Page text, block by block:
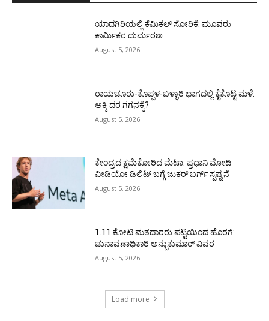
ಯಾದಗಿರಿಯಲ್ಲಿ ಕೆಮಿಕಲ್ ಸೋರಿಕೆ: ಮೂವರು
ಕಾರ್ಮಿಕರ ದುರ್ಮರಣ
August 5, 2026
ರಾಯಚೂರು-ಕೊಪ್ಪಳ-ಬಳ್ಳಾರಿ ಭಾಗದಲ್ಲಿ ಕೈಕೊಟ್ಟ ಮಳೆ:
ಅಕ್ಕಿ ದರ ಗಗನಕ್ಕೆ?
August 5, 2026
ಕೇಂದ್ರದ ಕ್ಷಮೆಕೋರಿದ ಮೆಟಾ: ಪ್ರಧಾನಿ ಮೋದಿ
ವೀಡಿಯೋ ಡಿಲಿಟ್ ಬಗ್ಗೆ ಜುಕರ್ ಬರ್ಗ್ ಸ್ಪಷ್ಟನೆ
August 5, 2026
1.11 ಕೋಟಿ ಮತದಾರರು ಪಟ್ಟಿಯಿಂದ ಹೊರಗೆ:
ಚುನಾವಣಾಧಿಕಾರಿ ಅನ್ಬುಕುಮಾರ್ ವಿವರ
August 5, 2026
Load more